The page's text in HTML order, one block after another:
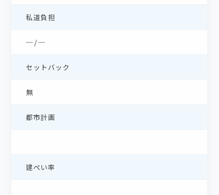
私道負担
─ / ─
セットバック
無
都市計画
建ぺい率